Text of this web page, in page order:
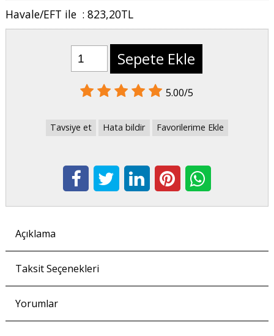
Havale/EFT ile : 823,20TL
Sepete Ekle
5.00/5
Tavsiye et Hata bildir Favorilerime Ekle
Açıklama
Taksit Seçenekleri
Yorumlar